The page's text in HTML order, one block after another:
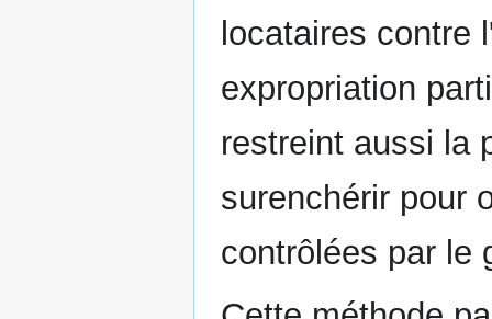
locataires contre
expropriation
restreint aussi la
surenchérir pour
contrôlées par le